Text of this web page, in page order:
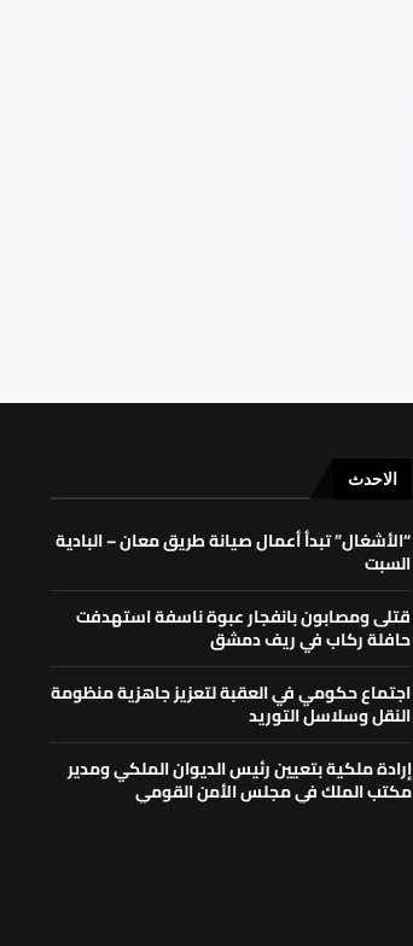
الاحدث
“الأشغال” تبدأ أعمال صيانة طريق معان – البادية
السبت
قتلى ومصابون بانفجار عبوة ناسفة استهدفت
حافلة ركاب في ريف دمشق
اجتماع حكومي في العقبة لتعزيز جاهزية منظومة
النقل وسلاسل التوريد
إرادة ملكية بتعيين رئيس الديوان الملكي ومدير
مكتب الملك في مجلس الأمن القومي